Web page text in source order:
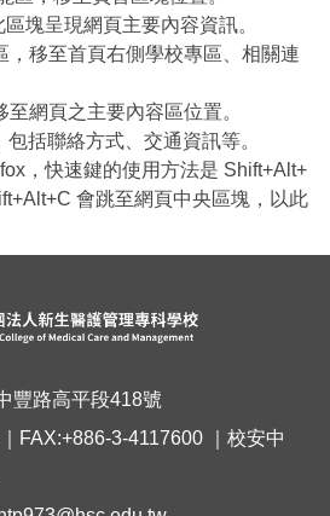
塊呈現網頁主要內容資訊。
，移至首頁右側學校專區、相關連
網頁之主要內容區位置。
括聯絡方式、交通資訊等。
，快速鍵的使用方法是 Shift+Alt+
會跳至網頁中央區塊，以此
豐路高平段418號
FAX:+886-3-4117600 ｜校安中